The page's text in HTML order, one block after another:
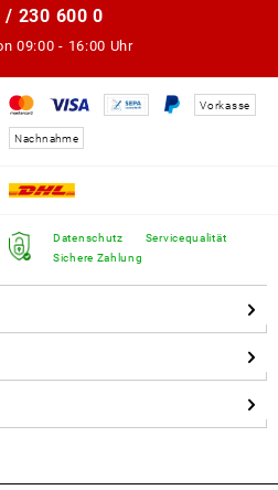
/ 230 600 0
09:00 - 16:00 Uhr
Vorkasse
Nachnahme
Datenschutz
Sichere Zahlung
Servicequalität